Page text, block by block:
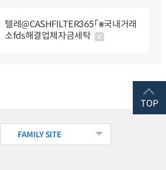
텔레@CASHFILTER365「⨳국내거래
소fds해결업체자금세탁
FAMILY SITE
TOP